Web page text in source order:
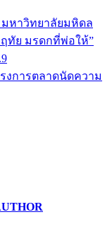
หาวิทยาลัยมหิดล
ทัย มรดกที่พ่อให้”
งการตลาดนัดความ